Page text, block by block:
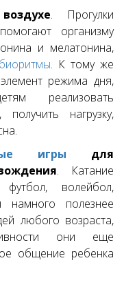
. Прогулки
организму
и мелатонина,
биоритмы. К тому же
режима дня,
реализовать
нагрузку,
игры для
. Катание
волейбол,
полезнее
любого возраста,
они еще
общение ребенка